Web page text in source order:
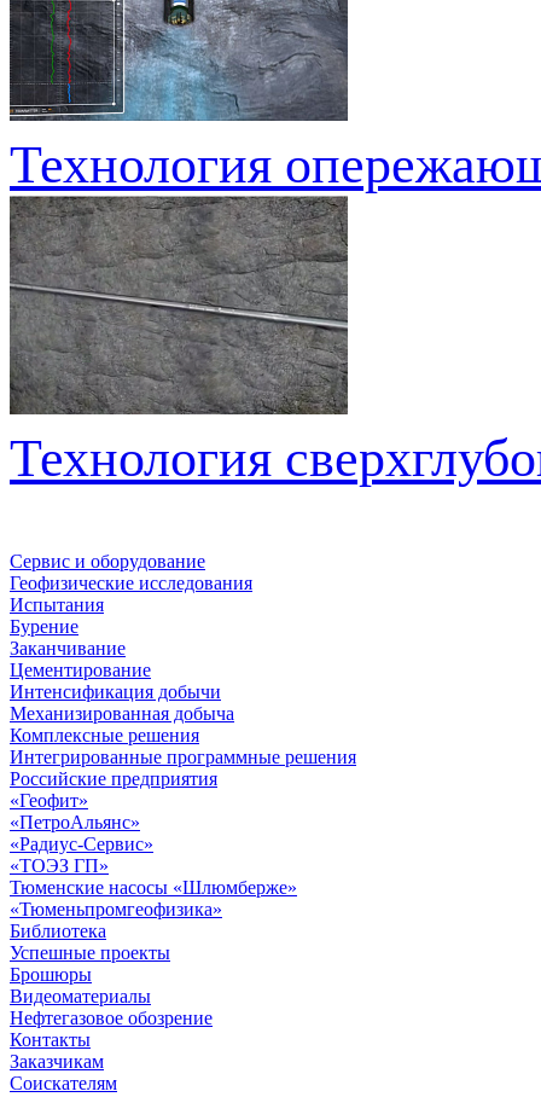
Технология
Технология
Сервис и оборудование
Геофизические исследования
Испытания
Бурение
Заканчивание
Цементирование
Интенсификация добычи
Механизированная добыча
Комплексные решения
Интегрированные программные решения
Российские предприятия
«Геофит»
«ПетроАльянс»
«Радиус-Сервис»
«ТОЭЗ ГП»
Тюменские насосы «Шлюмберже»
«Тюменьпромгеофизика»
Библиотека
Успешные проекты
Брошюры
Видеоматериалы
Нефтегазовое обозрение
Контакты
Заказчикам
Соискателям